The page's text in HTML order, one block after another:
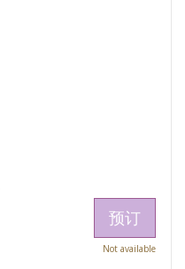
预订
Not available